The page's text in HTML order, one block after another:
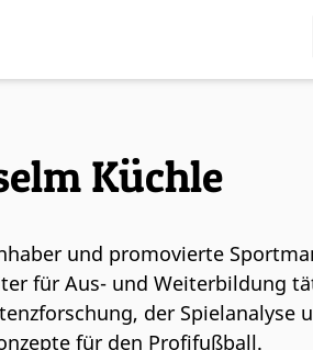
Küchle
und promovierte
für Aus- und Weiterbildung
der Spielanalyse
für den Profifußball.